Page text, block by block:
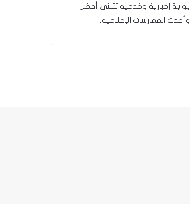
بوابة إخبارية وخدمية تتبنى أفضل
وأحدث الممارسات الإعلامية.